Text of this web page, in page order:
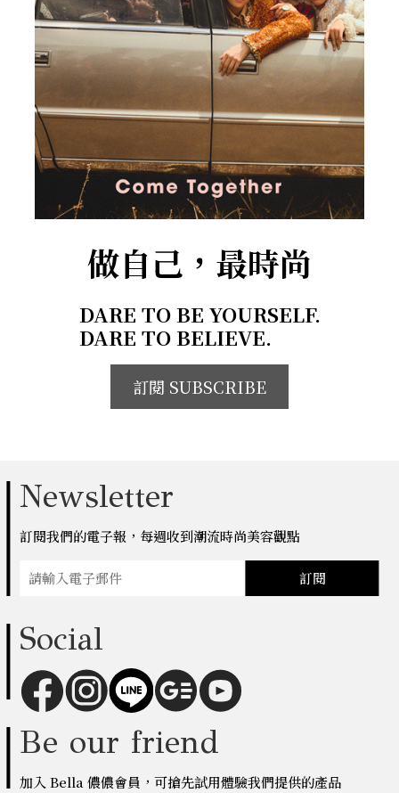
做自己，最時尚
DARE TO BE YOURSELF.
DARE TO BELIEVE.
訂閱 SUBSCRIBE
Newsletter
訂閱我們的電子報，每週收到潮流時尚美容觀點
訂閱
Social
Be our friend
加入 Bella 儂儂會員，可搶先試用體驗我們提供的產品